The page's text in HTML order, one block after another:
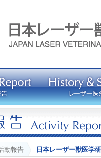
動報告 日本レーザー獣医学